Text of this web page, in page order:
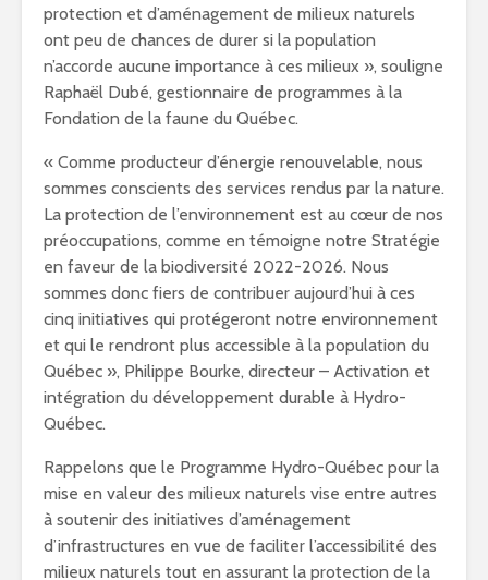
protection et d’aménagement de milieux naturels
ont peu de chances de durer si la population
n’accorde aucune importance à ces milieux », souligne
Raphaël Dubé, gestionnaire de programmes à la
Fondation de la faune du Québec.
« Comme producteur d’énergie renouvelable, nous
sommes conscients des services rendus par la nature.
La protection de l’environnement est au cœur de nos
préoccupations, comme en témoigne notre Stratégie
en faveur de la biodiversité 2022-2026. Nous
sommes donc fiers de contribuer aujourd’hui à ces
cinq initiatives qui protégeront notre environnement
et qui le rendront plus accessible à la population du
Québec », Philippe Bourke, directeur – Activation et
intégration du développement durable à Hydro-
Québec.
Rappelons que le Programme Hydro-Québec pour la
mise en valeur des milieux naturels vise entre autres
à soutenir des initiatives d’aménagement
d’infrastructures en vue de faciliter l’accessibilité des
milieux naturels tout en assurant la protection de la